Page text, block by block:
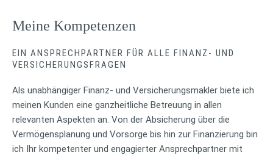
Meine Kompetenzen
EIN ANSPRECHPARTNER FÜR ALLE FINANZ- UND
VERSICHERUNGSFRAGEN
Als unabhängiger Finanz- und Versicherungsmakler biete ich
meinen Kunden eine ganzheitliche Betreuung in allen
relevanten Aspekten an. Von der Absicherung über die
Vermögensplanung und Vorsorge bis hin zur Finanzierung bin
ich Ihr kompetenter und engagierter Ansprechpartner mit